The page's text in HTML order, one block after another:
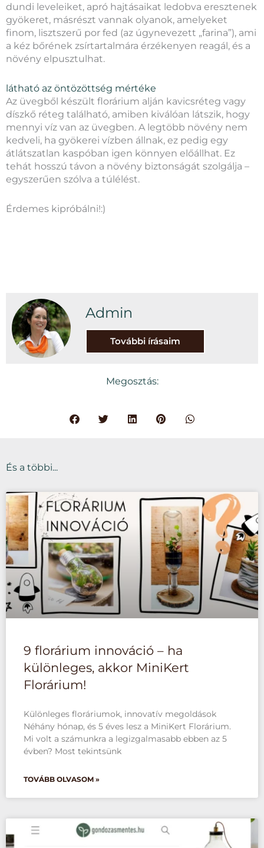
dundi leveleiket, apró hajtásaikat ledobva eresztenek
gyökeret, másrészt vannak olyanok, amelyeket
finom, lisztszerű por fed (az úgynevezett „farina”), ami
a kéz bőrének zsírtartalmára érzékenyen reagál, és a
növény elpusztulhat.
látható az öntözöttség mértéke
Az üvegből készült florárium alján kavicsréteg vagy
díszkő réteg található, amiben kiválóan látszik, hogy
mennyi víz van az üvegben. A legtöbb növény nem
kedveli, ha gyökerei vízben állnak, ez pedig egy
átlátszatlan kaspóban igen könnyen előállhat. Ez
tehát hosszú távon a növény biztonságát szolgálja –
egyszerűen szólva a túlélést.
Érdemes kipróbálni!:)
Admin
További írásaim
Megosztás:
És a többi...
9 florárium innováció – ha
különleges, akkor MiniKert
Florárium!
Különleges floráriumok, innovatív megoldások
Néhány hónap, és 5 éves lesz a MiniKert Florárium.
Mi volt a számunkra a legizgalmasabb ebben az 5
évben? Most tekintsünk
TOVÁBB OLVASOM »